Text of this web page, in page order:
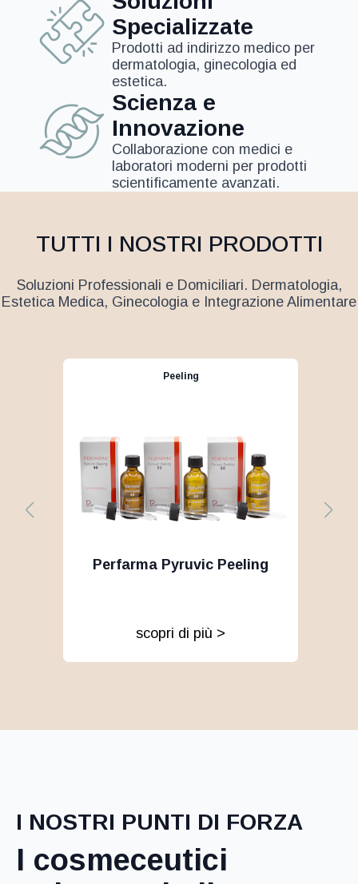
Specializzate
Prodotti ad indirizzo medico per
dermatologia, ginecologia ed
estetica.
Scienza e
Innovazione
Collaborazione con medici e
laboratori moderni per prodotti
scientificamente avanzati.
TUTTI I NOSTRI PRODOTTI
Soluzioni Professionali e Domiciliari. Dermatologia,
Estetica Medica, Ginecologia e Integrazione Alimentare
Peeling
Perfarma Pyruvic Peeling
scopri di più >
I NOSTRI PUNTI DI FORZA
I cosmeceutici